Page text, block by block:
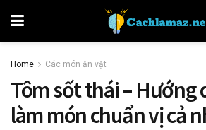
Home Các món ăn vặt
Tôm sốt thái – Hướng
làm món chuẩn vị cả